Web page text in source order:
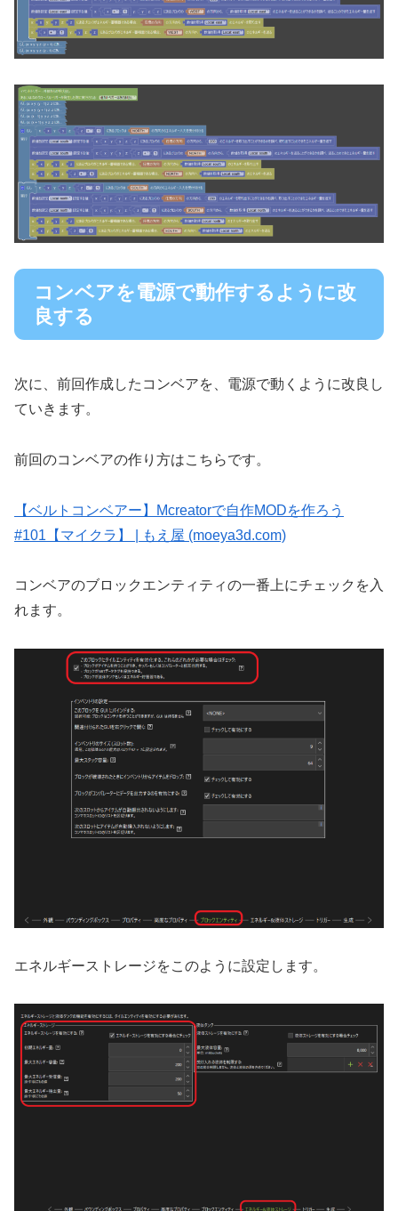
コンベアを電源で動作するように改
良する
次に、前回作成したコンベアを、電源で動くように改良し
ていきます。
前回のコンベアの作り方はこちらです。
【ベルトコンベアー】Mcreatorで自作MODを作ろう
#101【マイクラ】 | もえ屋 (moeya3d.com)
コンベアのブロックエンティティの一番上にチェックを入
れます。
エネルギーストレージをこのように設定します。